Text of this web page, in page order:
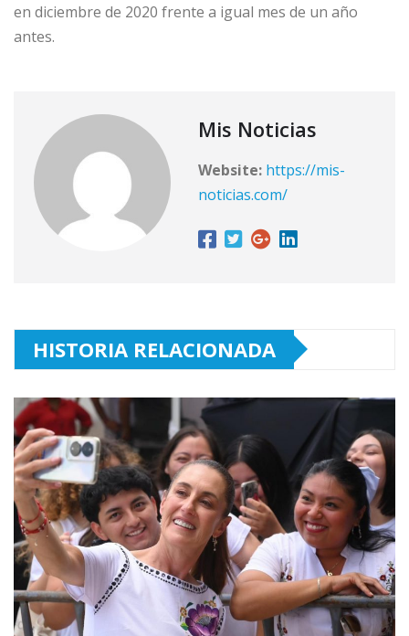
en diciembre de 2020 frente a igual mes de un año
antes.
Mis Noticias
Website: https://mis-
noticias.com/
HISTORIA RELACIONADA